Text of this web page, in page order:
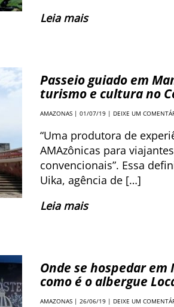
Leia mais
Passeio guiado em
turismo e cultura no
AMAZONAS | 01/07/19 | DEIXE UM
“Uma produtora de
AMAzônicas para
convencionais”. Essa
Uika, agência de […]
Leia mais
Onde se hospedar em
como é o albergue
AMAZONAS | 26/06/19 | DEIXE UM